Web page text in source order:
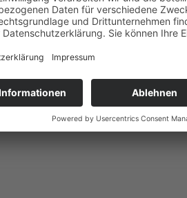
und Scheibenaustausch
243020
schulz.de